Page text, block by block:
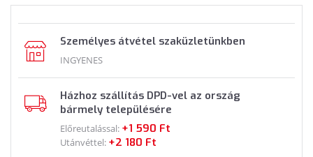
Személyes átvétel szaküzletünkben
INGYENES
Házhoz szállítás DPD-vel az ország
bármely településére
Előreutalással: +1 590 Ft
Utánvéttel: +2 180 Ft